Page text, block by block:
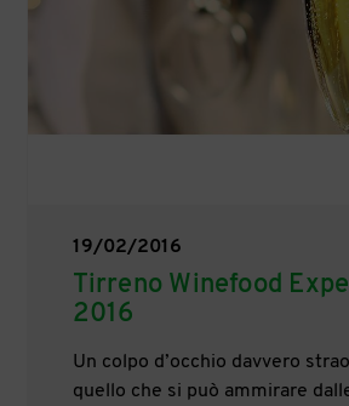
19/02/2016
Tirreno Winefood
2016
Un colpo d’occhio davvero
quello che si può ammirare